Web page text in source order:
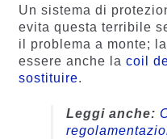
Un sistema di
evita questa terribile
il problema a monte;
essere anche la coil
sostituire.
Leggi anche: